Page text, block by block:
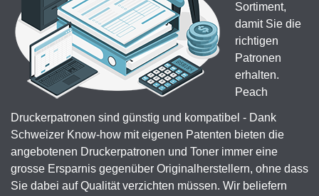
Sortiment,
damit Sie die
richtigen
Patronen
erhalten.
Peach
Druckerpatronen sind günstig und kompatibel - Dank
Schweizer Know-how mit eigenen Patenten bieten die
angebotenen Druckerpatronen und Toner immer eine
grosse Ersparnis gegenüber Originalherstellern, ohne dass
Sie dabei auf Qualität verzichten müssen. Wir beliefern